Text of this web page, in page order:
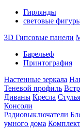
Гирлянды
световые
3D Гипсовые панели
Барельеф
Принтография
Настенные зеркала
Теневой профиль
Диваны Кресла Стулья
Консоли
Радиовыключатели
умного дома